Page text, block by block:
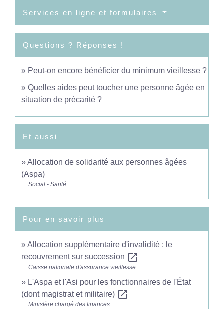
Services en ligne et formulaires
Questions ? Réponses !
Peut-on encore bénéficier du minimum vieillesse ?
Quelles aides peut toucher une personne âgée en
situation de précarité ?
Et aussi
Allocation de solidarité aux personnes âgées
(Aspa)
Social - Santé
Pour en savoir plus
Allocation supplémentaire d'invalidité : le
recouvrement sur succession open_in_new
Caisse nationale d'assurance vieillesse
L'Aspa et l'Asi pour les fonctionnaires de l'État
(dont magistrat et militaire) open_in_new
Ministère chargé des finances